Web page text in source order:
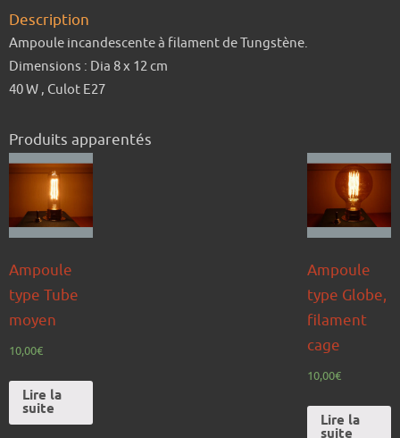
Description
Ampoule incandescente à filament de Tungstène.
Dimensions : Dia 8 x 12 cm
40 W , Culot E27
Produits apparentés
Ampoule
type Tube
moyen
10,00€
Lire la
suite
Ampoule
type Globe,
filament
cage
10,00€
Lire la
suite